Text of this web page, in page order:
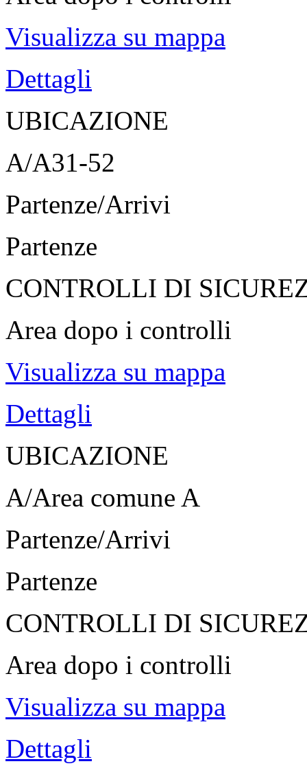
Visualizza su mappa
Dettagli
UBICAZIONE
A/A31-52
Partenze/Arrivi
Partenze
CONTROLLI DI
Area dopo i controlli
Visualizza su mappa
Dettagli
UBICAZIONE
A/Area comune A
Partenze/Arrivi
Partenze
CONTROLLI DI
Area dopo i controlli
Visualizza su mappa
Dettagli